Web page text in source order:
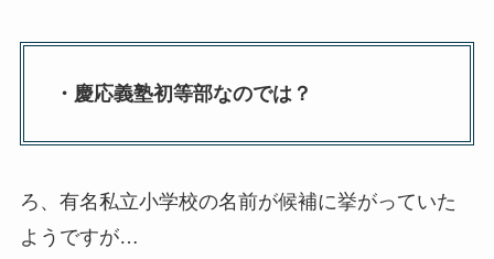
・慶応義塾初等部なのでは？
ろ、有名私立小学校の名前が候補に挙がっていた
ようですが…